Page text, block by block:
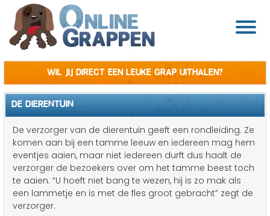
Wil jij direct een leuke grap uithalen?
DE DIERENTUIN
De verzorger van de dierentuin geeft een rondleiding. Ze
komen aan bij een tamme leeuw en iedereen mag hem
eventjes aaien, maar niet iedereen durft dus haalt de
verzorger de bezoekers over om het tamme beest toch
te aaien. “U hoeft niet bang te wezen, hij is zo mak als
een lammetje en is met de fles groot gebracht” zegt de
verzorger.